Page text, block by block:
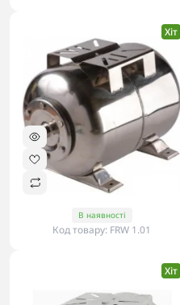
Хіт
В наявності
Код товару: FRW 1.01
Хіт